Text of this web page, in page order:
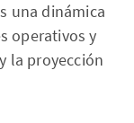
una dinámica
operativos y
la proyección